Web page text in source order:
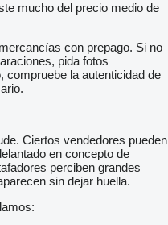
mucho del precio medio de
con prepago. Si no
pida fotos
compruebe la autenticidad de
Ciertos vendedores pueden
en concepto de
perciben grandes
sin dejar huella.